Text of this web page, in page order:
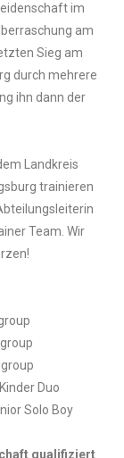
im
am
Sieg am
durch mehrere
ihn dann der
Landkreis
trainieren
Team. Wir
Duo
Solo Boy
qualifiziert